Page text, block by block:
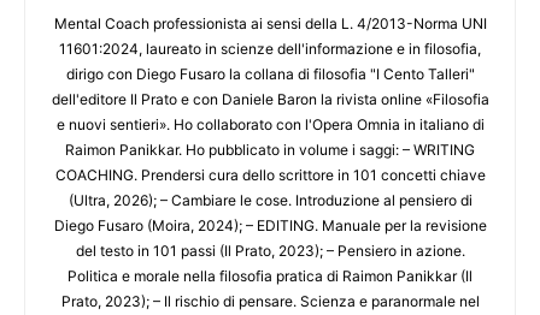
Mental Coach professionista ai sensi della L. 4/2013-Norma UNI
11601:2024, laureato in scienze dell'informazione e in filosofia,
dirigo con Diego Fusaro la collana di filosofia "I Cento Talleri"
dell'editore Il Prato e con Daniele Baron la rivista online «Filosofia
e nuovi sentieri». Ho collaborato con l'Opera Omnia in italiano di
Raimon Panikkar. Ho pubblicato in volume i saggi: – WRITING
COACHING. Prendersi cura dello scrittore in 101 concetti chiave
(Ultra, 2026); – Cambiare le cose. Introduzione al pensiero di
Diego Fusaro (Moira, 2024); – EDITING. Manuale per la revisione
del testo in 101 passi (Il Prato, 2023); – Pensiero in azione.
Politica e morale nella filosofia pratica di Raimon Panikkar (Il
Prato, 2023); – Il rischio di pensare. Scienza e paranormale nel